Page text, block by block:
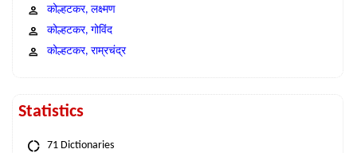
कोल्हटकर, लक्ष्मण
कोल्हटकर, गोविंद
कोल्हटकर, राम्रचंद्र
Statistics
71 Dictionaries